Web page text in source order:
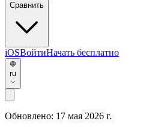
Сравнить
iOSВойтиНачать бесплатно
ru
Обновлено: 17 мая 2026 г.